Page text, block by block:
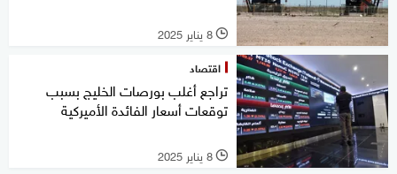
l 8 يناير 2025
اقتصاد
تراجع أغلب بورصات الخليج بسبب
توقعات أسعار الفائدة الأميركية
l 8 يناير 2025